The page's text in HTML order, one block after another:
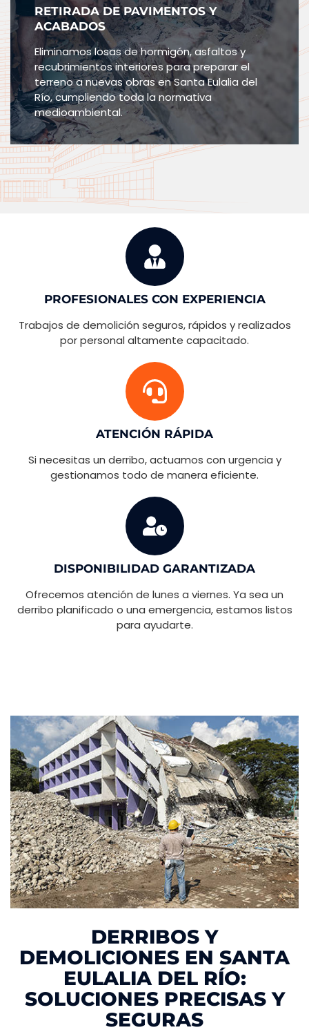
RETIRADA DE PAVIMENTOS Y
ACABADOS
Eliminamos losas de hormigón, asfaltos y
recubrimientos interiores para preparar el
terreno a nuevas obras en Santa Eulalia del
Río, cumpliendo toda la normativa
medioambiental.
PROFESIONALES CON EXPERIENCIA
Trabajos de demolición seguros, rápidos y realizados
por personal altamente capacitado.
ATENCIÓN RÁPIDA
Si necesitas un derribo, actuamos con urgencia y
gestionamos todo de manera eficiente.
DISPONIBILIDAD GARANTIZADA
Ofrecemos atención de lunes a viernes. Ya sea un
derribo planificado o una emergencia, estamos listos
para ayudarte.
DERRIBOS Y
DEMOLICIONES EN SANTA
EULALIA DEL RÍO:
SOLUCIONES PRECISAS Y
SEGURAS